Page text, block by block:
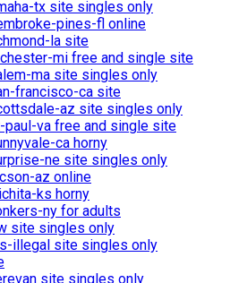
tx site singles only
pines-fl online
la site
mi free and single site
ma site singles only
francisco-ca site
az site singles only
va free and single site
ca horny
ne site singles only
az online
ks horny
ny for adults
site singles only
illegal site singles only
site singles only